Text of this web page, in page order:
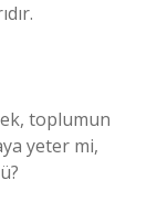
toplumun
yeter mi,